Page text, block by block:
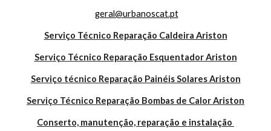
geral@urbanoscat.pt
Serviço Técnico Reparação Caldeira Ariston
Serviço Técnico Reparação Esquentador Ariston
Serviço técnico Reparação Painéis Solares Ariston
Serviço Técnico Reparação Bombas de Calor Ariston
Conserto, manutenção, reparação e instalação